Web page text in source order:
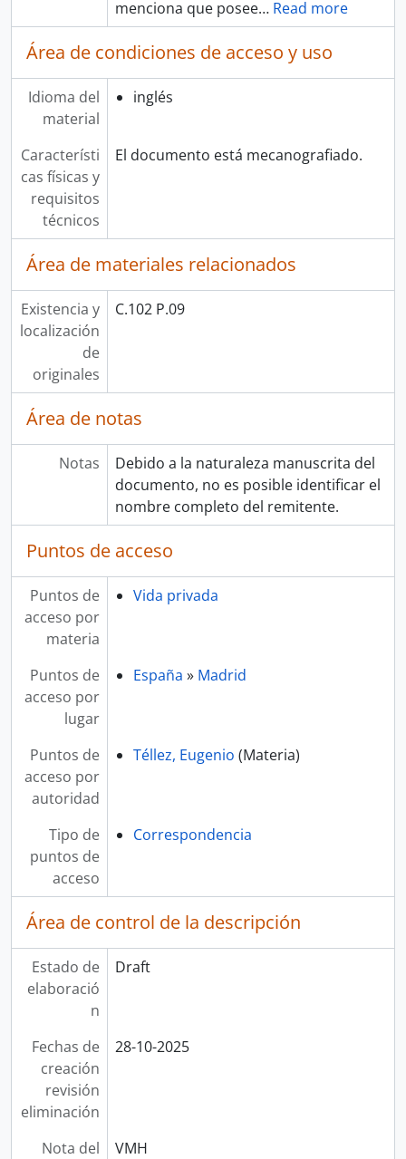
menciona que posee… Read more
Área de condiciones de acceso y uso
Idioma del
material
inglés
Característi
cas físicas y
requisitos
técnicos
El documento está mecanografiado.
Área de materiales relacionados
Existencia y
localización
de
originales
C.102 P.09
Área de notas
Notas
Debido a la naturaleza manuscrita del
documento, no es posible identificar el
nombre completo del remitente.
Puntos de acceso
Puntos de
acceso por
materia
Vida privada
Puntos de
acceso por
lugar
España » Madrid
Puntos de
acceso por
autoridad
Téllez, Eugenio (Materia)
Tipo de
puntos de
acceso
Correspondencia
Área de control de la descripción
Estado de
elaboració
n
Draft
Fechas de
creación
revisión
eliminación
28-10-2025
Nota del
VMH